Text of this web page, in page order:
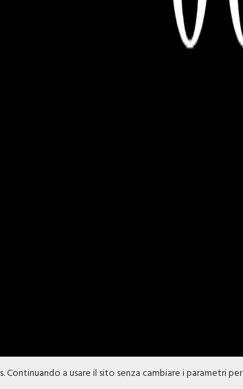
Continuando a usare il sito senza cambiare i parametri